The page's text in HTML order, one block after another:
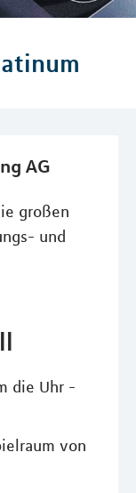
AG
großen
und
die Uhr -
von